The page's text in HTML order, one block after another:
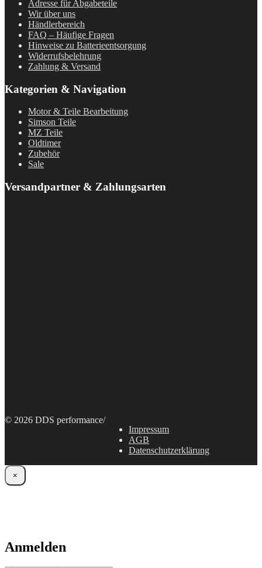
Adresse für Abgabeteile
Wir über uns
Händlerbereich
FAQ – Häufige Fragen
Hinweise zu Batterieentsorgung
Widerrufsbelehrung
Zahlung & Versand
Kategorien & Navigation
Motor & Teile Bearbeitung
Simson Teile
MZ Teile
Oldtimer
Zubehör
Sale
Versandpartner & Zahlungsarten
© 2026 DDS performance/
Impressum
AGB
Datenschutzerklärung
×
Anmelden